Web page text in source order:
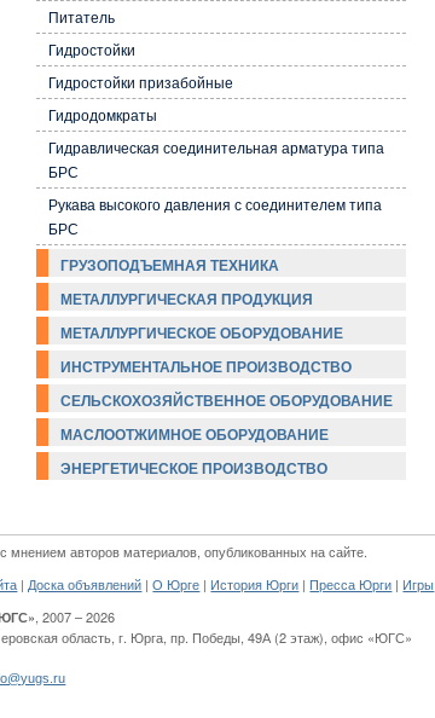
Питатель
Гидростойки
Гидростойки призабойные
Гидродомкраты
Гидравлическая соединительная арматура типа
БРС
Рукава высокого давления с соединителем типа
БРС
ГРУЗОПОДЪЕМНАЯ ТЕХНИКА
МЕТАЛЛУРГИЧЕСКАЯ ПРОДУКЦИЯ
МЕТАЛЛУРГИЧЕСКОЕ ОБОРУДОВАНИЕ
ИНСТРУМЕНТАЛЬНОЕ ПРОИЗВОДСТВО
СЕЛЬСКОХОЗЯЙСТВЕННОЕ ОБОРУДОВАНИЕ
МАСЛООТЖИМНОЕ ОБОРУДОВАНИЕ
ЭНЕРГЕТИЧЕСКОЕ ПРОИЗВОДСТВО
мнением авторов материалов, опубликованных на сайте.
| Доска объявлений |О Юрге | История Юрги | Пресса Юрги | Игры
, 2007 – 2026
область,г. Юрга ,пр. Победы, 49А (2 этаж) ,офис «ЮГС»